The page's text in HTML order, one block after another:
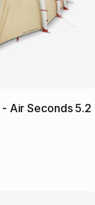
- Air Seconds 5.2